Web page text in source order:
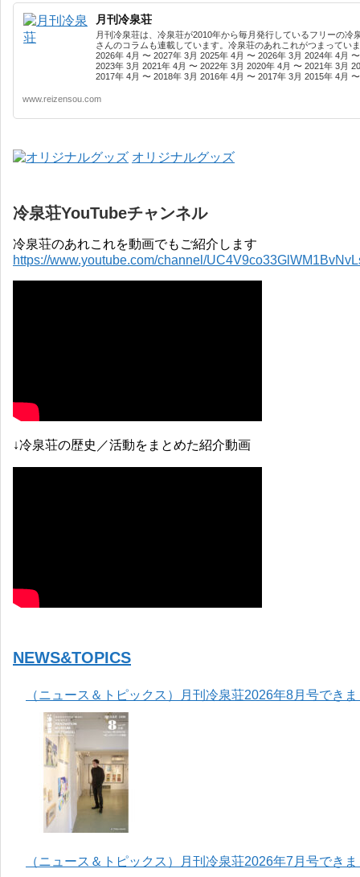
月刊冷泉荘
月刊冷泉荘は、冷泉荘が2010年から毎月発行しているフリーの
さんのコラムも連載しています。冷泉荘のあれこれがつまってい
2026年 4月 〜 2027年 3月 2025年 4月 〜 2026年 3月 2024年 4月
2023年 3月 2021年 4月 〜 2022年 3月 2020年 4月 〜 2021年 3月
2017年 4月 〜 2018年 3月 2016年 4月 〜 2017年 3月 2015年 4月
www.reizensou.com
オリジナルグッズ
冷泉荘YouTubeチャンネル
冷泉荘のあれこれを動画でもご紹介します
https://www.youtube.com/channel/
↓冷泉荘の歴史／活動をまとめた紹介動画
NEWS&TOPICS
（ニュース＆トピックス）月刊冷泉荘2026年8月号でき
（ニュース＆トピックス）月刊冷泉荘2026年7月号でき